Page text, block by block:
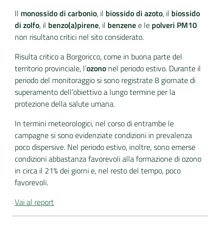
Il monossido di carbonio, il biossido di azoto, il biossido
di zolfo, il benzo(a)pirene, il benzenee le polveri PM10
non risultano critici nel sito considerato.
Risulta critico a Borgoricco, come in buona parte del
territorio provinciale, l’ozono nel periodo estivo. Durante il
periodo del monitoraggio si sono registrate 8 giornate di
superamento dell’obiettivo a lungo termine per la
protezione della salute umana.
In termini meteorologici, nel corso di entrambe le
campagne si sono evidenziate condizioni in prevalenza
poco dispersive. Nel periodo estivo, inoltre, sono emerse
condizioni abbastanza favorevoli alla formazione di ozono
in circa il 21% dei giorni e, nel resto del tempo, poco
favorevoli.
Vai al report